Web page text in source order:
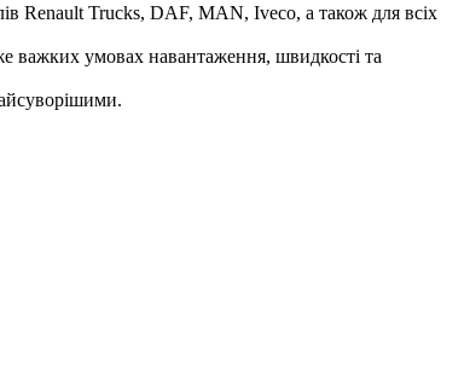
Renault Trucks, DAF, MAN, Iveco, а також для всіх
важких умовах навантаження, швидкості та